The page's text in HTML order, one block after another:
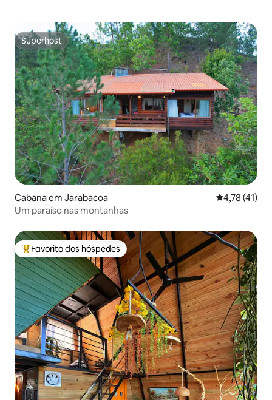
Superhost
Superhost
Cabana em Jarabacoa
4,78 (41)
Um paraíso nas montanhas
Favoritos dos hóspedes mais apreciados
Favorito dos hóspedes